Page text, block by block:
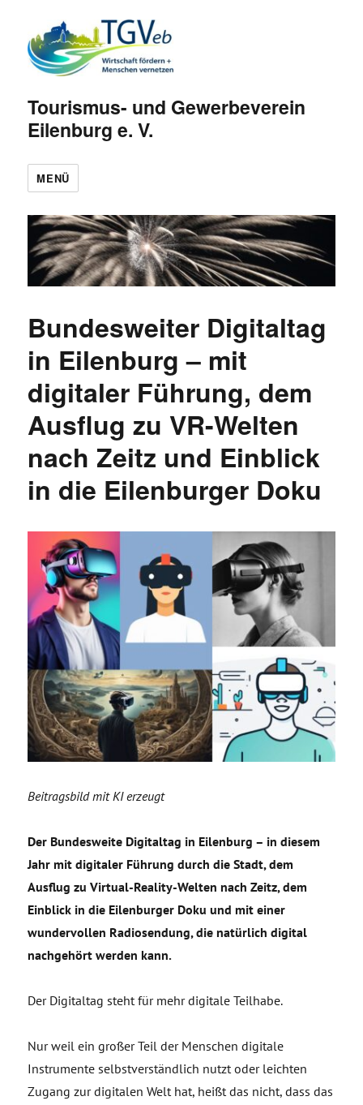
Tourismus- und Gewerbeverein
Eilenburg e. V.
MENÜ
Bundesweiter Digitaltag
in Eilenburg – mit
digitaler Führung, dem
Ausflug zu VR-Welten
nach Zeitz und Einblick
in die Eilenburger Doku
Beitragsbild mit KI erzeugt
Der Bundesweite Digitaltag in Eilenburg – in diesem
Jahr mit digitaler Führung durch die Stadt, dem
Ausflug zu Virtual-Reality-Welten nach Zeitz, dem
Einblick in die Eilenburger Doku und mit einer
wundervollen Radiosendung, die natürlich digital
nachgehört werden kann.
Der Digitaltag steht für mehr digitale Teilhabe.
Nur weil ein großer Teil der Menschen digitale
Instrumente selbstverständlich nutzt oder leichten
Zugang zur digitalen Welt hat, heißt das nicht, dass das